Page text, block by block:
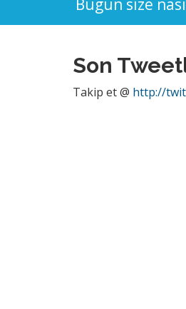
Bugün size
Son
Takip et @ http://